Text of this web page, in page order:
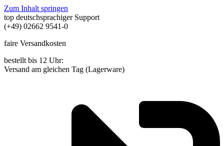
Zum Inhalt springen
top deutschsprachiger Support
(+49) 02662 9541-0
faire Versandkosten
bestellt bis 12 Uhr:
Versand am gleichen Tag (Lagerware)